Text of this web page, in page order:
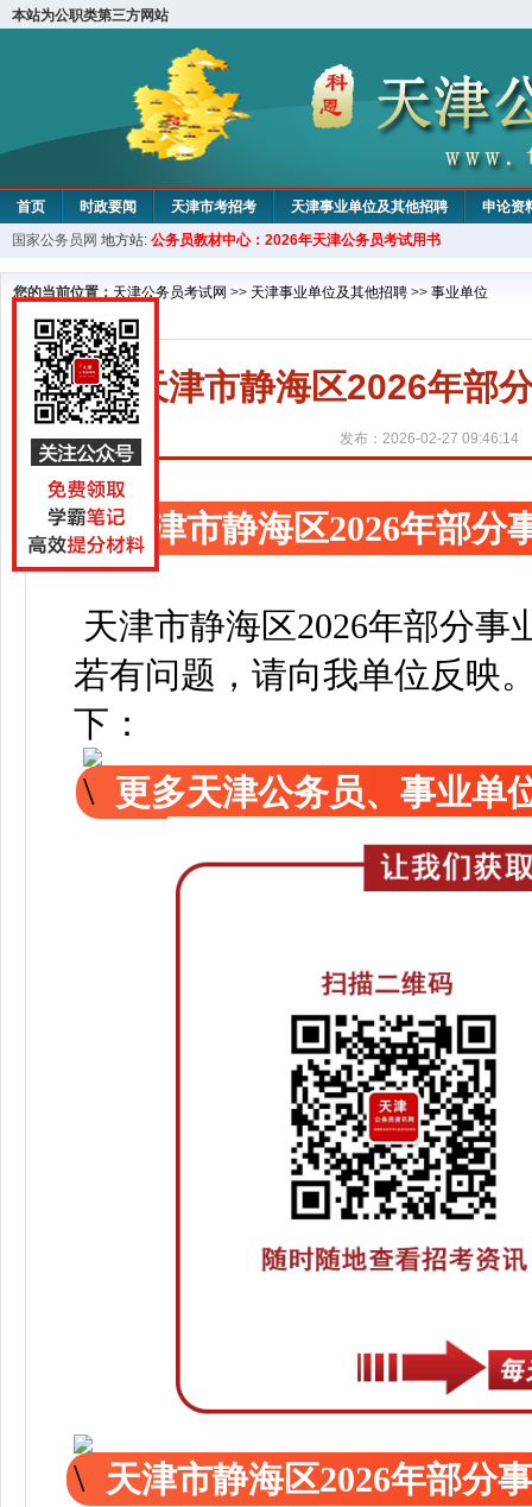
本站为公职类第三方网站
首页 时政要闻 天津市考招考 天津事业单位及其他招聘 申论资
教材中心
国家公务员网 地方站: 公务员教材中心：2026年天津公务员考试用书
您的当前位置： 天津公务员考试网 >> 天津事业单位及其他招聘 >> 事业单位
天津市静海区2026年部
发布：2026-02-27 09:46:14
天津市静海区2026年部分
天津市静海区2026年部分
若有问题，请向我单位反映
下：
更多天津公务员、事业单
天津市静海区2026年部分